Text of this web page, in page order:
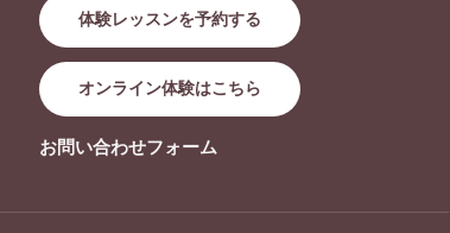
体験レッスンを予約する
オンライン体験はこちら
お問い合わせフォーム